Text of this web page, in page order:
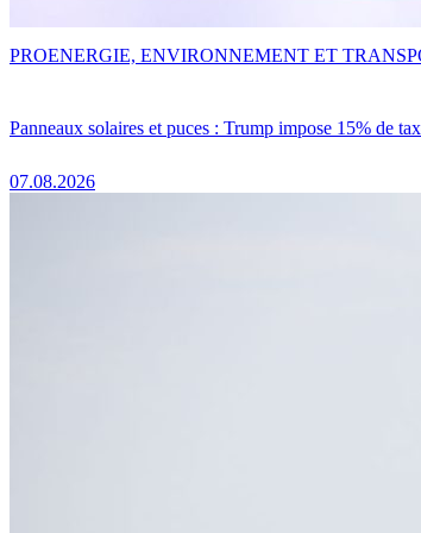
Panneaux solaires et puces : Trump impose 15% de
07.08.2026
PROENERGIE, ENVIRONNEMENT ET